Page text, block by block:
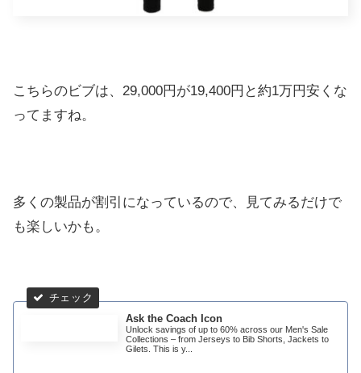
こちらのビブは、29,000円が19,400円と約1万円安くな
ってますね。
多くの製品が割引になっているので、見てみるだけで
も楽しいかも。
Ask the Coach Icon
Unlock savings of up to 60% across our Men's Sale
Collections – from Jerseys to Bib Shorts, Jackets to
Gilets. This is y...